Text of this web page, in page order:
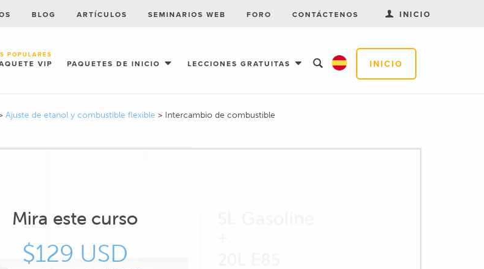
INICIO
VIP
POPULARES
PAQUETES DE INICIO LECCIONES GRATUITAS
BLOG ARTÍCULOS SEMINARIOS WEB FORO CONTÁCTENOS INICIO
Ajuste de etanol y combustible flexible > Intercambio de combustible
Mira este curso
$129 USD